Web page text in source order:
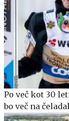
Po več kot 30
bo več na